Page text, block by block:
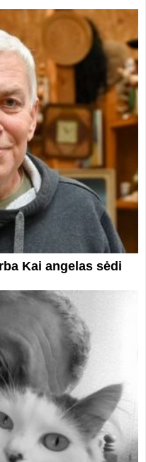
Kai angelas sėdi